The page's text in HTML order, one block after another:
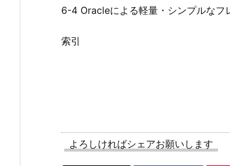
6-4 Oracleによる軽量・シンプルなフ
索引
よろしければシェアお願いします